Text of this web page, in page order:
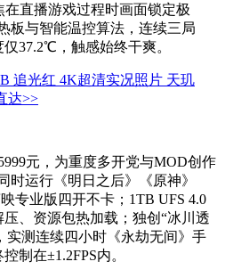
直播游戏过程时画面锁定极
板与智能温控算法，连续三局
37.2℃，触感始终干爽。
追光红 4K超清实况照片 天玑
达>>
元，为重度多开党与MOD创作
时运行《明日之后》《原神》
专业版四开不卡；1TB UFS 4.0
、资源包热加载；独创“冰川透
实测连续四小时《永劫无间》手
制在±1.2FPS内。